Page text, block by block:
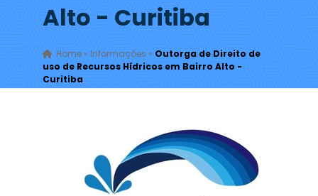
Alto - Curitiba
Home» Informações » Outorga de Direito de
uso de Recursos Hídricos em Bairro Alto -
Curitiba